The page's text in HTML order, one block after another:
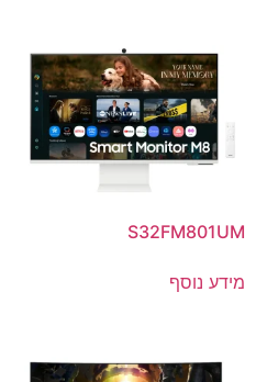
S32FM801UM
מידע נוסף